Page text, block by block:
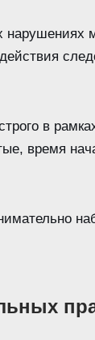
нарушениях
в
время